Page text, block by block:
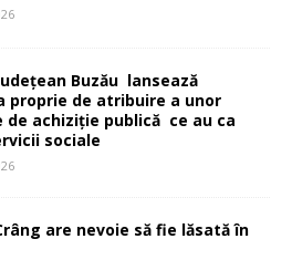
Buzău lansează
proprie de atribuire a unor
de achiziție publică ce au ca
sociale
are nevoie să fie lăsată în